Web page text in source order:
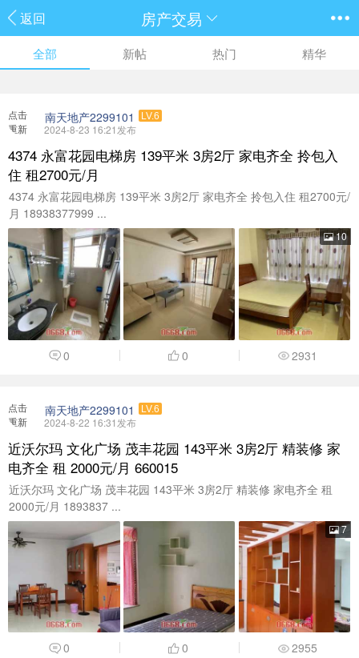
返回 房产交易
全部 新帖 热门 精华
点击
重新
南天地产2299101 LV.6
2024-8-23 16:21发布
4374 永富花园电梯房 139平米 3房2厅 家电齐全 拎包入
住 租2700元/月
4374 永富花园电梯房 139平米 3房2厅 家电齐全 拎包入住 租2700元/
月 18938377999 ...
10
0 0 2931
点击
重新
南天地产2299101 LV.6
2024-8-22 16:31发布
近沃尔玛 文化广场 茂丰花园 143平米 3房2厅 精装修 家
电齐全 租 2000元/月 660015
近沃尔玛 文化广场 茂丰花园 143平米 3房2厅 精装修 家电齐全 租
2000元/月 1893837 ...
7
0 0 2955